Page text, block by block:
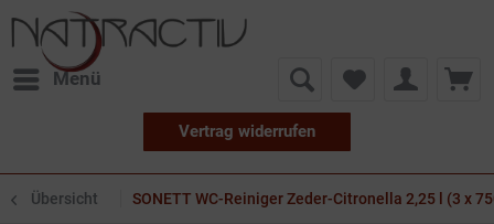
Menü
Vertrag widerrufen
Übersicht SONETT WC-Reiniger Zeder-Citronella 2,25 l (3 x